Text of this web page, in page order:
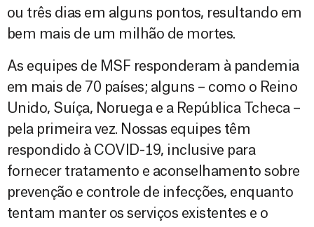
ou três dias em alguns pontos, resultando em
bem mais de um milhão de mortes.
As equipes de MSF responderam à pandemia
em mais de 70 países; alguns – como o Reino
Unido, Suíça, Noruega e a República Tcheca –
pela primeira vez. Nossas equipes têm
respondido à COVID-19, inclusive para
fornecer tratamento e aconselhamento sobre
prevenção e controle de infecções, enquanto
tentam manter os serviços existentes e o